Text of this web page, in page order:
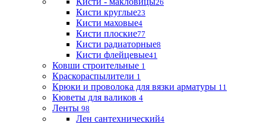
26
Кисти круглые23
Кисти маховые4
Кисти плоские77
Кисти радиаторные8
Кисти флейцевые41
Ковши строительные 1
Краскораспылители 1
Крюки и проволока для вязки арматуры 11
Кюветы для валиков 4
Ленты 98
Лен сантехнический4